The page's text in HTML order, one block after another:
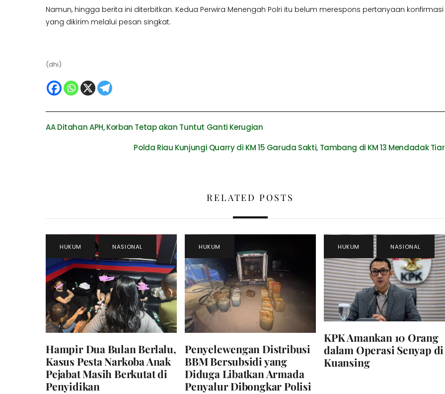
Namun, hingga berita ini diterbitkan. Kedua Perwira Menengah Polri itu belum merespons pertanyaan konfirmasi
yang dikirim melalui pesan singkat.
(dhi)
AA Ditahan APH, Korban Tetap akan Tuntut Ganti Kerugian
Polda Riau Kunjungi Quarry di KM 15 Garuda Sakti, Tambang di KM 13 Mendadak
RELATED POSTS
HUKUM , NASIONAL
Hampir Dua Bulan Berlalu,
Kasus Pesta Narkoba Anak
Pejabat Masih Berkutat di
Penyidikan
HUKUM
Penyelewengan Distribusi
BBM Bersubsidi yang
Diduga Libatkan Armada
Penyalur Dibongkar Polisi
HUKUM , NASIONAL
KPK Amankan 10 Orang
dalam Operasi Senyap di
Kuansing